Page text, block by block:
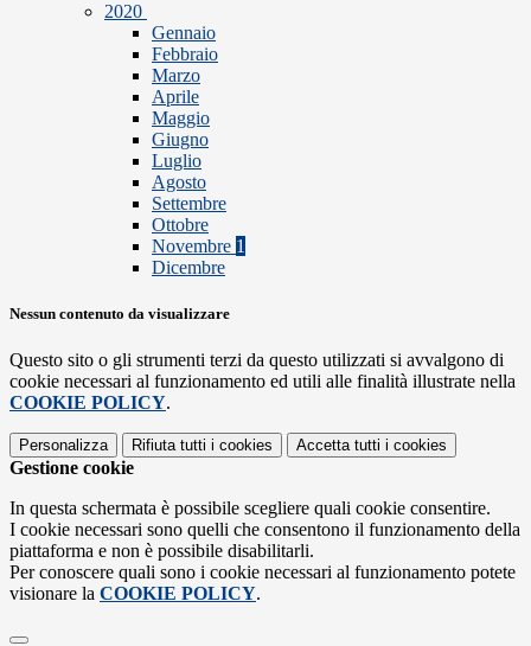
2020
Gennaio
Febbraio
Marzo
Aprile
Maggio
Giugno
Luglio
Agosto
Settembre
Ottobre
Novembre 1
Dicembre
Nessun contenuto da visualizzare
Questo sito o gli strumenti terzi da questo utilizzati si avvalgono di
cookie necessari al funzionamento ed utili alle finalità illustrate nella
COOKIE POLICY.
Personalizza Rifiuta tutti i cookies Accetta tutti i cookies
Gestione cookie
In questa schermata è possibile scegliere quali cookie consentire.
I cookie necessari sono quelli che consentono il funzionamento della
piattaforma e non è possibile disabilitarli.
Per conoscere quali sono i cookie necessari al funzionamento potete
visionare la COOKIE POLICY.